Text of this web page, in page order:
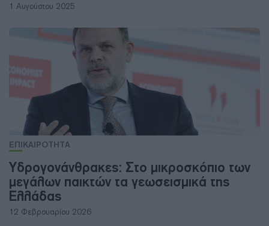
1 Αυγούστου 2025
ΕΠΙΚΑΙΡΟΤΗΤΑ
Υδρογονάνθρακες: Στο μικροσκόπιο των
μεγάλων παικτών τα γεωσεισμικά της
Ελλάδας
12 Φεβρουαρίου 2026